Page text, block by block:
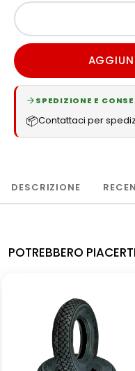
SPEDIZIONE E
📦Contattaci per
DESCRIZIONE
POTREBBERO